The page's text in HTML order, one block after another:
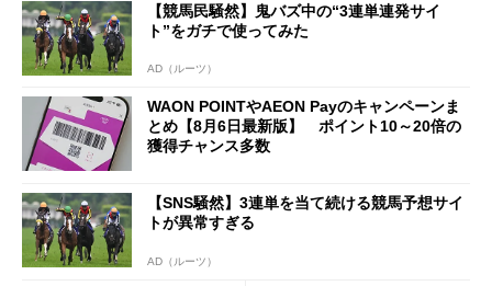
【競馬民騒然】鬼バズ中の“3連単連発サイ
ト”をガチで使ってみた
AD（ルーツ）
WAON POINTやAEON Payのキャンペーンま
とめ【8月6日最新版】 ポイント10～20倍の
獲得チャンス多数
【SNS騒然】3連単を当て続ける競馬予想サイ
トが異常すぎる
AD（ルーツ）